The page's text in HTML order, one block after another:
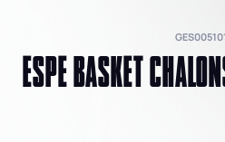
ESPE BASKET